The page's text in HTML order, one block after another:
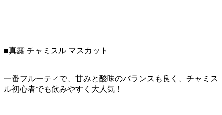
■真露 チャミスル マスカット
一番フルーティで、甘みと酸味のバランスも良く、チャミス
ル初心者でも飲みやすく大人気！